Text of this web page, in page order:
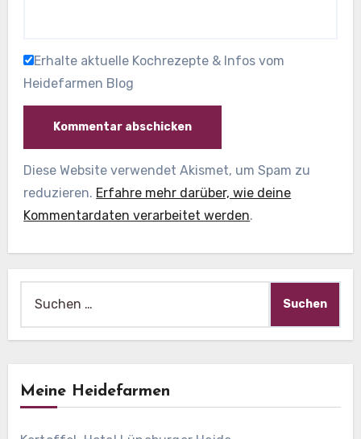
Erhalte aktuelle Kochrezepte & Infos vom
Heidefarmen Blog
Diese Website verwendet Akismet, um Spam zu
reduzieren. Erfahre mehr darüber, wie deine
Kommentardaten verarbeitet werden.
nach:
Meine Heidefarmen